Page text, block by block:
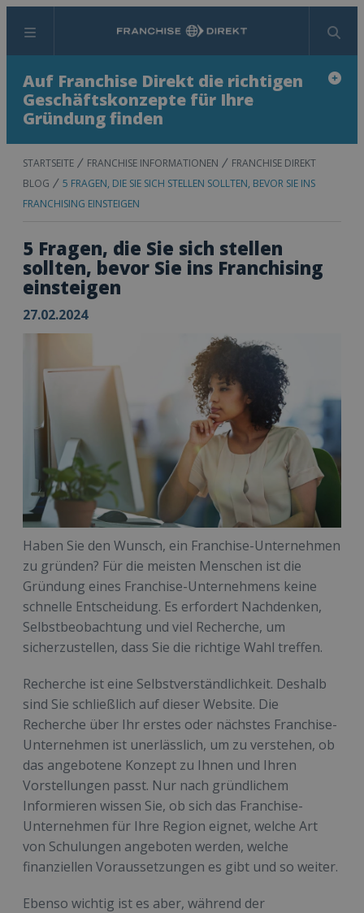
Menü Suchen
Auf Franchise Direkt die richtigen
Geschäftskonzepte für Ihre
Gründung finden
STARTSEITE FRANCHISE INFORMATIONEN
FRANCHISE DIREKT
BLOG
5 FRAGEN, DIE SIE SICH STELLEN SOLLTEN, BEVOR SIE INS
FRANCHISING EINSTEIGEN
5 Fragen, die Sie sich stellen
sollten, bevor Sie ins Franchising
einsteigen
27.02.2024
Haben Sie den Wunsch, ein Franchise-Unternehmen
zu gründen? Für die meisten Menschen ist die
Gründung eines Franchise-Unternehmens keine
schnelle Entscheidung. Es erfordert Nachdenken,
Selbstbeobachtung und viel Recherche, um
sicherzustellen, dass Sie die richtige Wahl treffen.
Recherche ist eine Selbstverständlichkeit. Deshalb
sind Sie schließlich auf dieser Website. Die
Recherche über Ihr erstes oder nächstes Franchise-
Unternehmen ist unerlässlich, um zu verstehen, ob
das angebotene Konzept zu Ihnen und Ihren
Vorstellungen passt. Nur nach gründlichem
Informieren wissen Sie, ob sich das Franchise-
Unternehmen für Ihre Region eignet, welche Art
von Schulungen angeboten werden, welche
finanziellen Voraussetzungen es gibt und so weiter.
Ebenso wichtig ist es aber, während der